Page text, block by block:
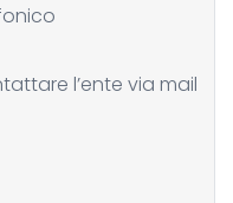
l’ente via mail